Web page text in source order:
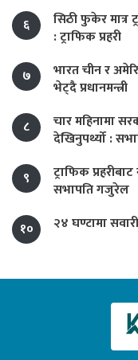
६
सिठी फुकेर मात्र
: ट्राफिक प्रहरी
७
भारत चीन र
भेट्दै प्रधानमन्त्री
८
चार महिनामा
देखिनुपर्थ्यो :
९
ट्राफिक
सभापति गजुरेल
१०
२४ घण्टामा